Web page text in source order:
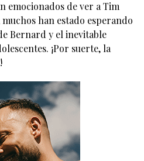
emocionados de ver a Tim
han estado esperando
Bernard y el inevitable
¡Por suerte, la